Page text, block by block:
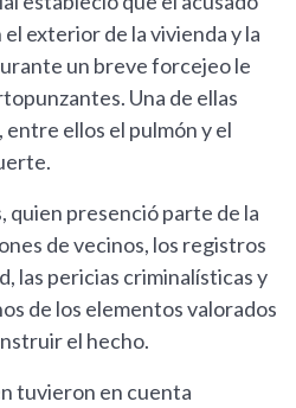
exterior de la vivienda y la
un breve forcejeo le
Una de ellas
ellos el pulmón y el
quien presenció parte de la
de vecinos, los registros
las pericias criminalísticas y
de los elementos valorados
el hecho.
tuvieron en cuenta